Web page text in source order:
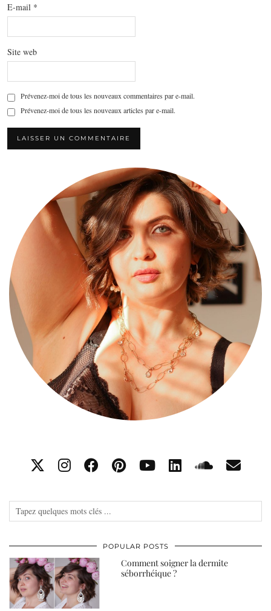
E-mail *
Site web
Prévenez-moi de tous les nouveaux commentaires par e-mail.
Prévenez-moi de tous les nouveaux articles par e-mail.
POPULAR POSTS
Comment soigner la dermite
séborrhéique ?